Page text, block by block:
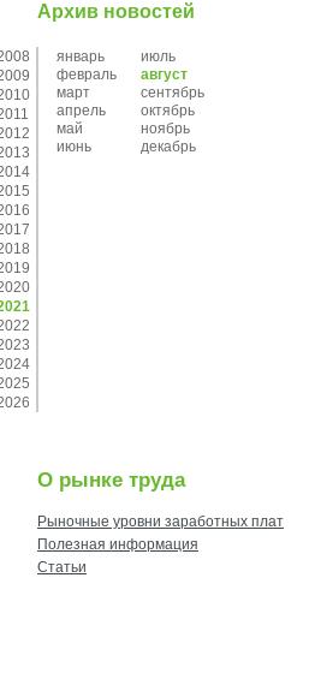
Архив новостей
январь
июль
февраль
август
март
сентябрь
апрель
октябрь
май
ноябрь
июнь
декабрь
О рынке труда
Рыночные уровни заработных плат
Полезная информация
Статьи